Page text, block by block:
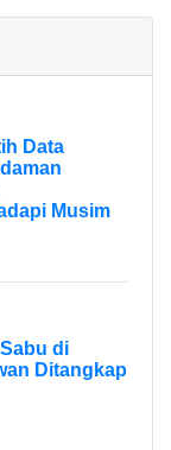
Data
Musim
di
Ditangkap